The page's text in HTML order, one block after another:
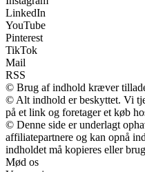
LinkedIn
YouTube
Pinterest
TikTok
Mail
RSS
© Brug af indhold kræver
© Alt indhold er beskyttet. Vi
på et link og foretager et køb
© Denne side er underlagt
affiliatepartnere og kan opnå
indholdet må kopieres eller
Mød os